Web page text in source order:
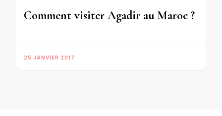
Comment visiter Agadir au Maroc ?
25 JANVIER 2017